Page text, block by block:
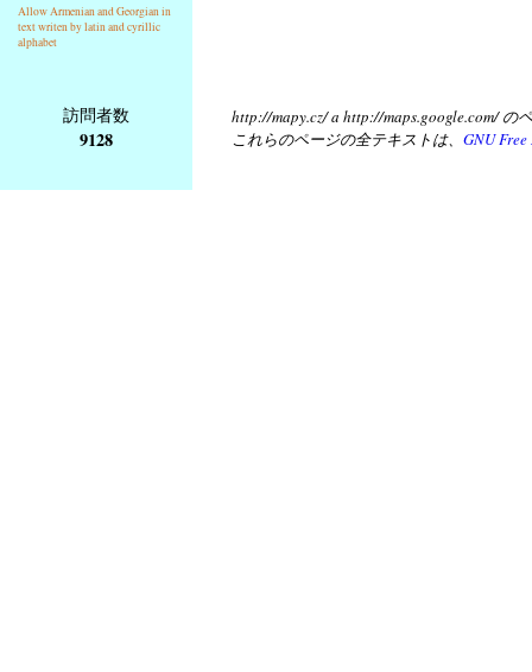
Allow Armenian and Georgian in
text writen by latin and cyrillic
alphabet
訪問者数
9128
http://mapy.cz/ a http://maps.google.com/
これらのページの全テキストは、 GNU